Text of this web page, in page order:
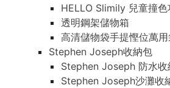
HELLO Slimily 兒童撞色
透明鋼架儲物箱
高清儲物袋手提慳位萬
Stephen Joseph收納包
Stephen Joseph 防水收
Stephen Joseph沙灘收